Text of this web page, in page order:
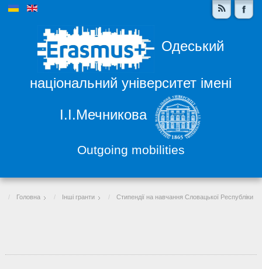
Одеський
національний університет імені
І.І.Мечникова
Outgoing mobilities
Головна Інші гранти Стипендії на навчання Словацької Республіки